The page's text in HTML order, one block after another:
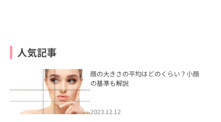
人気記事
顔の大きさの平均はどのくらい？小顔
の基準も解説
2023.12.12